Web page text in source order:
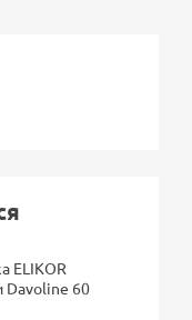
ELIKOR
Davoline 60